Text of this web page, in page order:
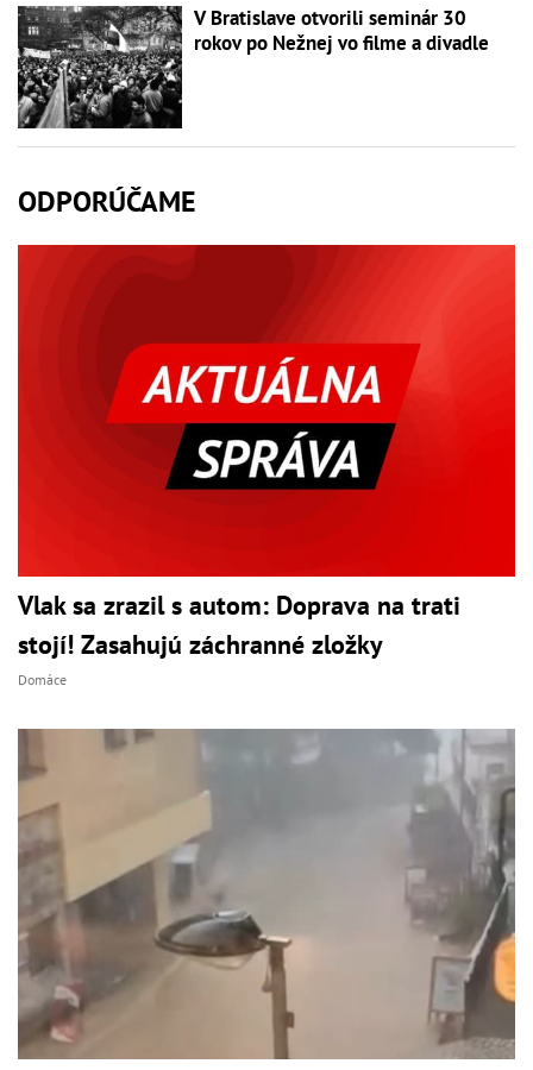
V Bratislave otvorili seminár 30
rokov po Nežnej vo filme a divadle
ODPORÚČAME
Vlak sa zrazil s autom: Doprava na trati
stojí! Zasahujú záchranné zložky
Domáce